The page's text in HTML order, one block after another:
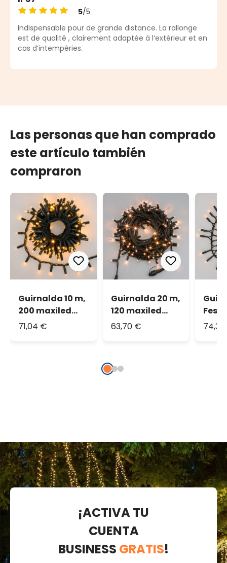
Calificación promedio de 5 de 5 estrellas
5/5
Indispensable pour de grande distance. La rallonge
est de qualité , clairement adaptée à l’extérieur et en
cas d’intempéries.
Las personas que han comprado
este artículo también
compraron
Guirnalda 10 m,
200 maxiled
blanco cálido,
71,04 €
Guirnalda 20 m,
120 maxiled
blanco cálido,
63,70 €
¡ACTIVA TU
CUENTA
BUSINESS GRATIS!